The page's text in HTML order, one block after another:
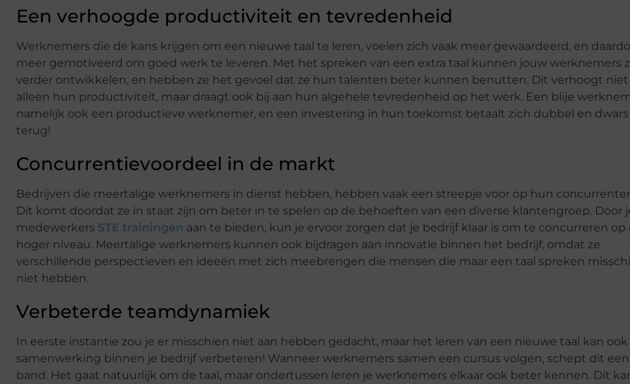
Een verhoogde productiviteit en tevredenheid
Werknemers die de kans krijgen om een nieuwe taal te leren, voelen zich vaak meer gewaardeerd, en
meer gemotiveerd om goed werk te leveren. Met het spreken van een extra taal kunnen jouw werknemers
verder ontwikkelen, en hebben ze het gevoel dat ze hun talenten beter kunnen benutten. Dit verhoogt niet
alleen hun productiviteit, maar draagt ook bij aan hun algehele tevredenheid op het werk. Een blije
namelijk ook een productieve werknemer, en een investering in hun toekomst betaalt zich dubbel en dwars
terug!
Concurrentievoordeel in de markt
Bedrijven die meertalige werknemers in dienst hebben, hebben vaak een streepje voor op hun
Dit komt doordat ze in staat zijn om beter in te spelen op de behoeften van een diverse klantengroep. Door
medewerkers STE trainingen aan te bieden, kun je ervoor zorgen dat je bedrijf klaar is om te concurreren op
hoger niveau. Meertalige werknemers kunnen ook bijdragen aan innovatie binnen het bedrijf, omdat ze
verschillende perspectieven en ideeën met zich meebrengen die mensen die maar een taal spreken
niet hebben.
Verbeterde teamdynamiek
In eerste instantie zou je er misschien niet aan hebben gedacht, maar het leren van een nieuwe taal kan ook
samenwerking binnen je bedrijf verbeteren! Wanneer werknemers samen een cursus volgen, schept dit een
band. Het gaat natuurlijk om de taal, maar ondertussen leren je werknemers elkaar ook beter kennen. Dit